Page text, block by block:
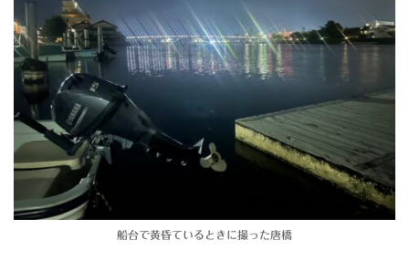
船台で黄昏ているときに撮った唐橋